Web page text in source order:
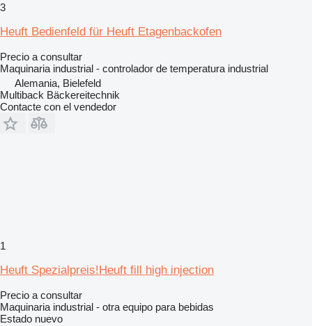
3
Heuft Bedienfeld für Heuft Etagenbackofen
Precio a consultar
Maquinaria industrial - controlador de temperatura industrial
Alemania, Bielefeld
Multiback Bäckereitechnik
Contacte con el vendedor
1
Heuft Spezialpreis!Heuft fill high injection
Precio a consultar
Maquinaria industrial - otra equipo para bebidas
Estado nuevo